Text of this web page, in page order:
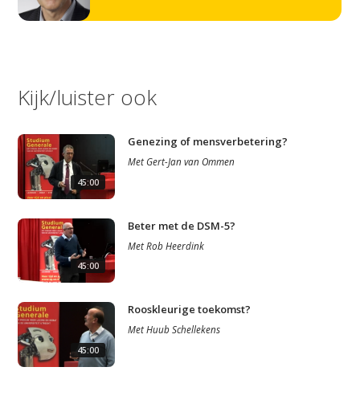
Kijk/luister ook
45:00
Genezing of mensverbetering?
MetGert-Jan van Ommen
45:00
Beter met de DSM-5?
MetRob Heerdink
45:00
Rooskleurige toekomst?
MetHuub Schellekens